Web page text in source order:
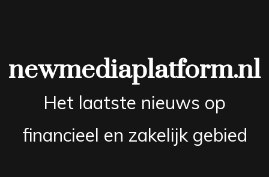
newmediaplatform.nl
Het laatste nieuws op
financieel en zakelijk gebied